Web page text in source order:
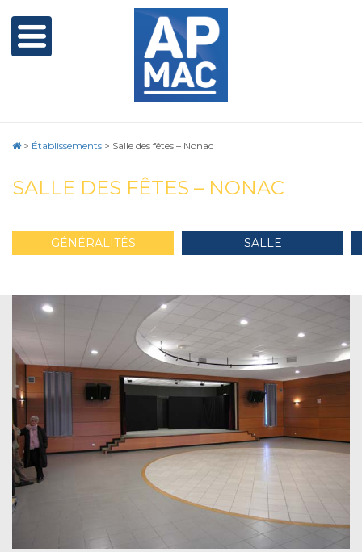
> Établissements > Salle des fêtes – Nonac
SALLE DES FÊTES – NONAC
GÉNÉRALITÉS SALLE